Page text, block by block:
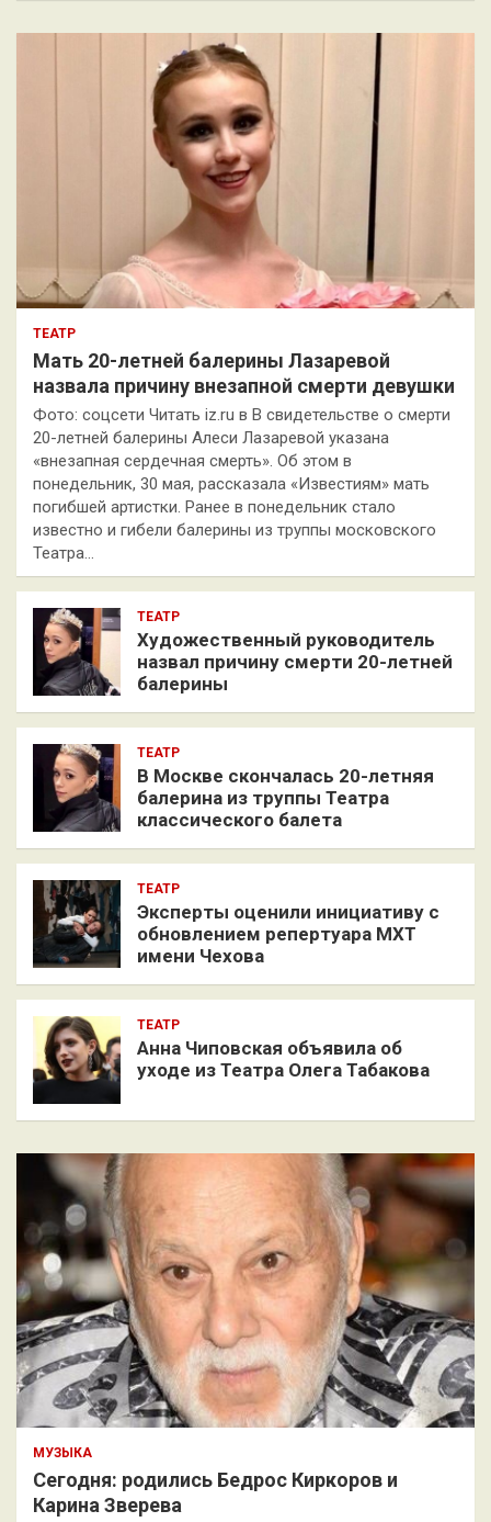
к
ТЕАТР
Мать 20-летней балерины Лазаревой
назвала причину внезапной смерти девушки
Фото: соцсети Читать iz.ru в В свидетельстве о смерти
20-летней балерины Алеси Лазаревой указана
«внезапная сердечная смерть». Об этом в
понедельник, 30 мая, рассказала «Известиям» мать
погибшей артистки. Ранее в понедельник стало
известно и гибели балерины из труппы московского
Театра…
ТЕАТР
Художественный руководитель
назвал причину смерти 20-летней
балерины
ТЕАТР
В Москве скончалась 20-летняя
балерина из труппы Театра
классического балета
ТЕАТР
Эксперты оценили инициативу с
обновлением репертуара МХТ
имени Чехова
ТЕАТР
Анна Чиповская объявила об
уходе из Театра Олега Табакова
МУЗЫКА
Сегодня: родились Бедрос Киркоров и
Карина Зверева